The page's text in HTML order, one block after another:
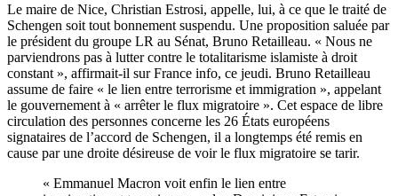
Le maire de Nice, Christian Estrosi, appelle, lui, à ce que le traité de
Schengen soit tout bonnement suspendu. Une proposition saluée par
le président du groupe LR au Sénat, Bruno Retailleau. « Nous ne
parviendrons pas à lutter contre le totalitarisme islamiste à droit
constant », affirmait-il sur France info, ce jeudi. Bruno Retailleau
assume de faire « le lien entre terrorisme et immigration », appelant
le gouvernement à « arrêter le flux migratoire ». Cet espace de libre
circulation des personnes concerne les 26 États européens
signataires de l’accord de Schengen, il a longtemps été remis en
cause par une droite désireuse de voir le flux migratoire se tarir.
« Emmanuel Macron voit enfin le lien entre